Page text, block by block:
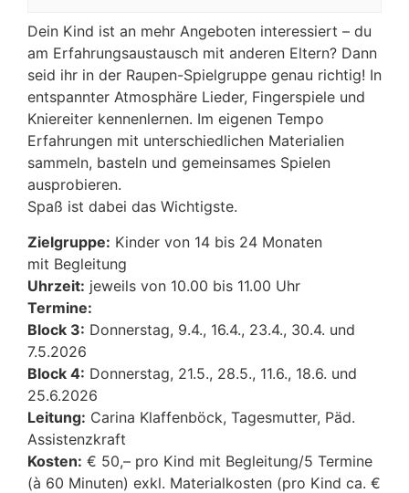
Dein Kind ist an mehr Angeboten interessiert – du
am Erfahrungsaustausch mit anderen Eltern? Dann
seid ihr in der Raupen-Spielgruppe genau richtig! In
entspannter Atmosphäre Lieder, Fingerspiele und
Kniereiter kennenlernen. Im eigenen Tempo
Erfahrungen mit unterschiedlichen Materialien
sammeln, basteln und gemeinsames Spielen
ausprobieren.
Spaß ist dabei das Wichtigste.
Zielgruppe: Kinder von 14 bis 24 Monaten
mit Begleitung
Uhrzeit: jeweils von 10.00 bis 11.00 Uhr
Termine:
Block 3: Donnerstag, 9.4., 16.4., 23.4., 30.4. und
7.5.2026
Block 4: Donnerstag, 21.5., 28.5., 11.6., 18.6. und
25.6.2026
Leitung: Carina Klaffenböck, Tagesmutter, Päd.
Assistenzkraft
Kosten: € 50,– pro Kind mit Begleitung/5 Termine
(à 60 Minuten) exkl. Materialkosten (pro Kind ca. €